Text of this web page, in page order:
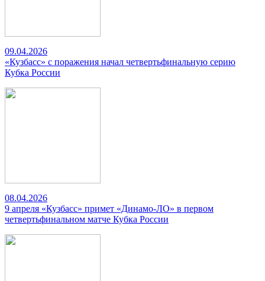
09.04.2026
«Кузбасс» с поражения начал четвертьфинальную серию
Кубка России
08.04.2026
9 апреля «Кузбасс» примет «Динамо-ЛО» в первом
четвертьфинальном матче Кубка России